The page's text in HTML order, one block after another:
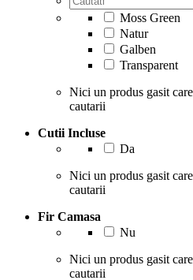
Moss Green
Natur
Galben
Transparent
Nici un produs gasit
cautarii
Cutii Incluse
Da
Nici un produs gasit
cautarii
Fir Camasa
Nu
Nici un produs gasit
cautarii